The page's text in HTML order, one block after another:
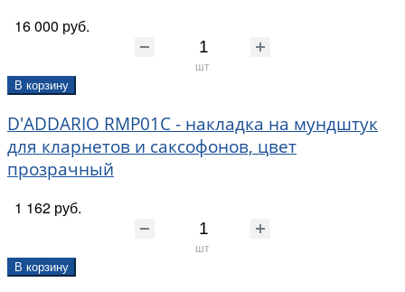
16 000 руб.
шт
В корзину
D'ADDARIO RMP01C - накладка на мундштук
для кларнетов и саксофонов, цвет
прозрачный
1 162 руб.
шт
В корзину